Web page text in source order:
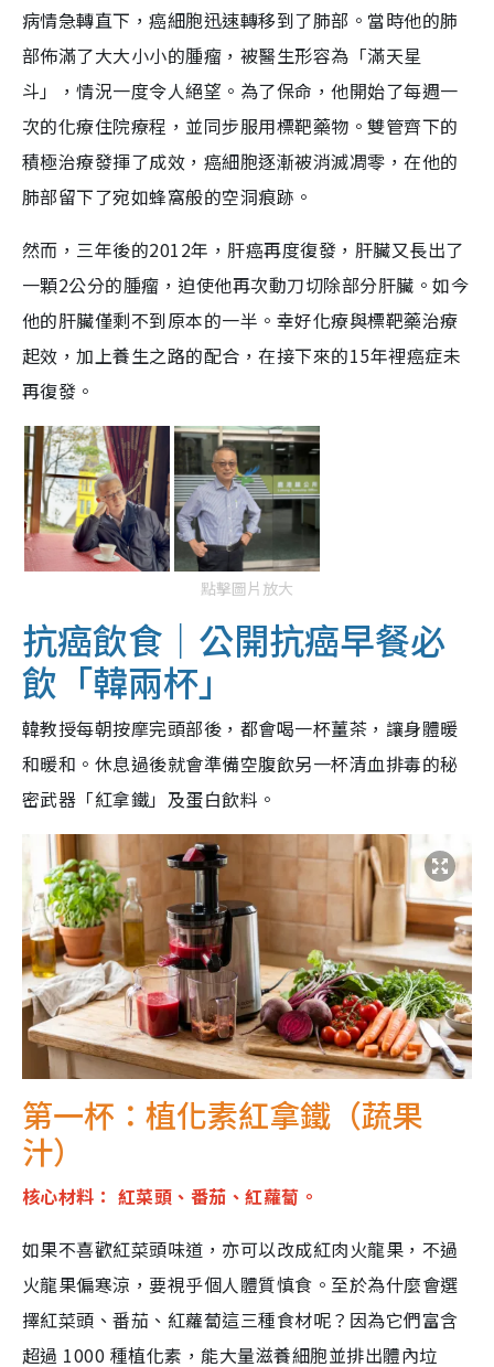
病情急轉直下，癌細胞迅速轉移到了肺部。當時他的肺
部佈滿了大大小小的腫瘤，被醫生形容為「滿天星
斗」，情況一度令人絕望。為了保命，他開始了每週一
次的化療住院療程，並同步服用標靶藥物。雙管齊下的
積極治療發揮了成效，癌細胞逐漸被消滅凋零，在他的
肺部留下了宛如蜂窩般的空洞痕跡。
然而，三年後的2012年，肝癌再度復發，肝臟又長出了
一顆2公分的腫瘤，迫使他再次動刀切除部分肝臟。如今
他的肝臟僅剩不到原本的一半。幸好化療與標靶藥治療
起效，加上養生之路的配合，在接下來的15年裡癌症未
再復發。
點擊圖片放大
抗癌飲食｜公開抗癌早餐必
飲「韓兩杯」
韓教授每朝按摩完頭部後，都會喝一杯薑茶，讓身體暖
和暖和。休息過後就會準備空腹飲另一杯清血排毒的秘
密武器「紅拿鐵」及蛋白飲料。
第一杯：植化素紅拿鐵（蔬果
汁）
核心材料： 紅菜頭、番茄、紅蘿蔔。
如果不喜歡紅菜頭味道，亦可以改成紅肉火龍果，不過
火龍果偏寒涼，要視乎個人體質慎食。至於為什麼會選
擇紅菜頭、番茄、紅蘿蔔這三種食材呢？因為它們富含
超過 1000 種植化素，能大量滋養細胞並排出體內垃